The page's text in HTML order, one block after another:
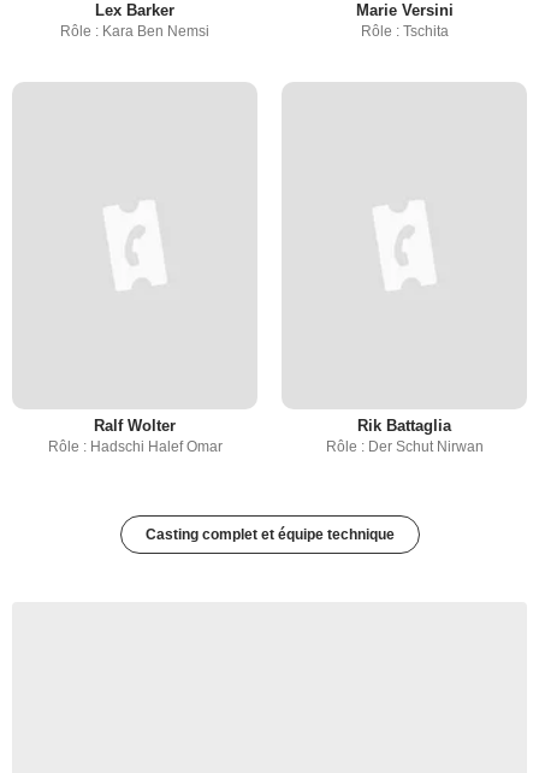
Lex Barker
Rôle : Kara Ben Nemsi
Marie Versini
Rôle : Tschita
Ralf Wolter
Rôle : Hadschi Halef Omar
Rik Battaglia
Rôle : Der Schut Nirwan
Casting complet et équipe technique